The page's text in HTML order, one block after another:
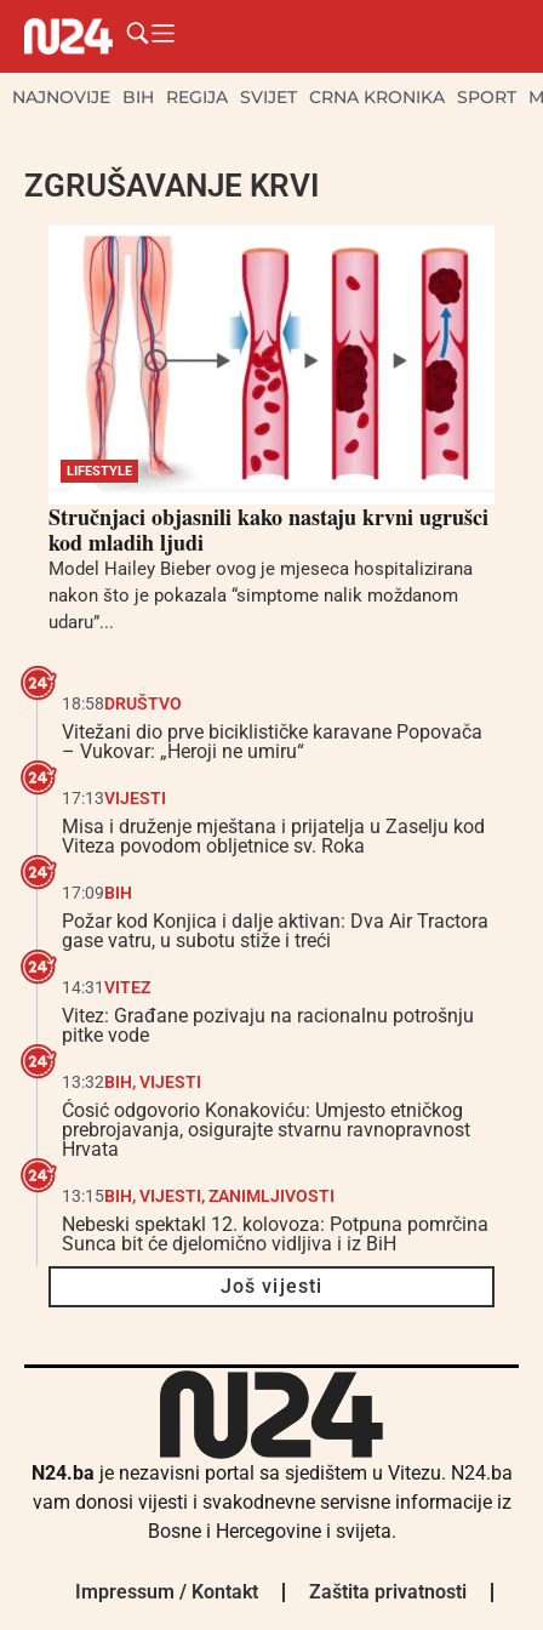
NAJNOVIJE BIH REGIJA SVIJET CRNA KRONIKA SPORT
ZGRUŠAVANJE KRVI
LIFESTYLE
Stručnjaci objasnili kako nastaju krvni ugrušci
kod mladih ljudi
Model Hailey Bieber ovog je mjeseca hospitalizirana
nakon što je pokazala “simptome nalik moždanom
udaru”...
18:58DRUŠTVO
Vitežani dio prve biciklističke karavane Popovača
– Vukovar: „Heroji ne umiru“
17:13VIJESTI
Misa i druženje mještana i prijatelja u Zaselju kod
Viteza povodom obljetnice sv. Roka
17:09BIH
Požar kod Konjica i dalje aktivan: Dva Air Tractora
gase vatru, u subotu stiže i treći
14:31VITEZ
Vitez: Građane pozivaju na racionalnu potrošnju
pitke vode
13:32BIH,VIJESTI
Ćosić odgovorio Konakoviću: Umjesto etničkog
prebrojavanja, osigurajte stvarnu ravnopravnost
Hrvata
13:15BIH,VIJESTI,ZANIMLJIVOSTI
Nebeski spektakl 12. kolovoza: Potpuna pomrčina
Sunca bit će djelomično vidljiva i iz BiH
Još vijesti
N24.ba je nezavisni portal sa sjedištem u Vitezu. N24.ba
vam donosi vijesti i svakodnevne servisne informacije iz
Bosne i Hercegovine i svijeta.
Impressum / Kontakt Zaštita privatnosti